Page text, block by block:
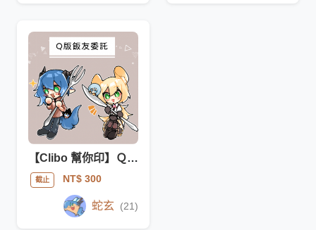
【Clibo 幫你印】Ｑ版飯友委託
截止 NT$ 300
蛇玄 (21)